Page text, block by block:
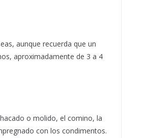
aunque recuerda que un
aproximadamente de 3 a 4
o molido, el comino, la
con los condimentos.